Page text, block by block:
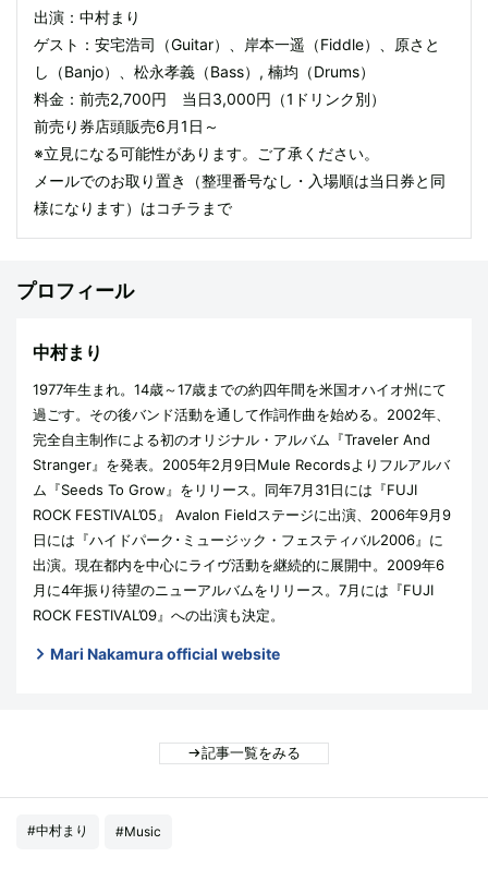
出演：中村まり
ゲスト：安宅浩司（Guitar）、岸本一遥（Fiddle）、原さと
し（Banjo）、松永孝義（Bass）, 楠均（Drums）
料金：前売2,700円 当日3,000円（1ドリンク別）
前売り券店頭販売6月1日～
※立見になる可能性があります。ご了承ください。
メールでのお取り置き（整理番号なし・入場順は当日券と同
様になります）はコチラ まで
プロフィール
中村まり
1977年生まれ。14歳～17歳までの約四年間を米国オハイオ州にて
過ごす。その後バンド活動を通して作詞作曲を始める。2002年、
完全自主制作による初のオリジナル・アルバム『Traveler And
Stranger』を発表。2005年2月9日Mule Recordsよりフルアルバ
ム『Seeds To Grow』をリリース。同年7月31日には『FUJI
ROCK FESTIVAL’05』 Avalon Fieldステージに出演、2006年9月9
日には『ハイドパーク･ミュージック・フェスティバル2006』に
出演。現在都内を中心にライヴ活動を継続的に展開中。2009年6
月に4年振り待望のニューアルバムをリリース。7月には『FUJI
ROCK FESTIVAL’09』への出演も決定。
Mari Nakamura official website
記事一覧をみる
#中村まり #Music